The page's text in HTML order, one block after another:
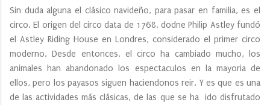
Sin duda alguna el clásico navideño, para pasar en familia, es el
circo. El origen del circo data de 1768, dodne Philip Astley fundó
el Astley Riding House en Londres, considerado el primer circo
moderno. Desde entonces, el circo ha cambiado mucho, los
animales han abandonado los espectaculos en la mayoria de
ellos, pero los payasos siguen haciendonos reir. Y es que es una
de las actividades más clásicas, de las que se ha ido disfrutado